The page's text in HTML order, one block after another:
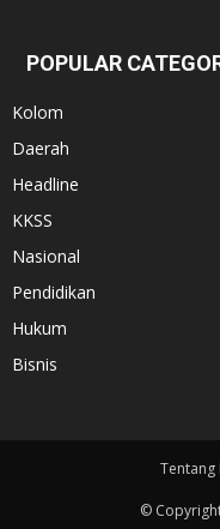
POPULAR
Kolom
Daerah
Headline
KKSS
Nasional
Pendidikan
Hukum
Bisnis
Tentang
©